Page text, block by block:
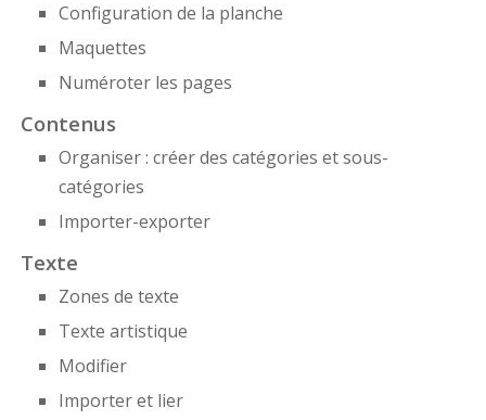
Configuration de la planche
Maquettes
Numéroter les pages
Contenus
Organiser : créer des catégories et sous-
catégories
Importer-exporter
Texte
Zones de texte
Texte artistique
Modifier
Importer et lier